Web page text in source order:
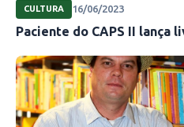
CULTURA 16/06/2023
Paciente do CAPS II lança